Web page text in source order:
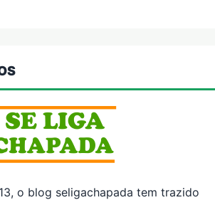
o blog seligachapada tem trazido